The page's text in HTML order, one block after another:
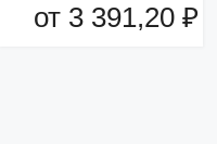
от 3 391,20 ₽